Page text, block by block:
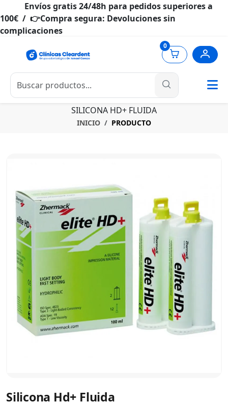
Envíos gratis 24/48h para pedidos superiores a
100€ / 👉Compra segura: Devoluciones sin
complicaciones
0
SILICONA HD+ FLUIDA
INICIO PRODUCTO
Silicona Hd+ Fluida